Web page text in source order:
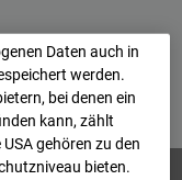
Login
Daten auch in
werden.
bei denen ein
kann, zählt
gehören zu den
bieten.